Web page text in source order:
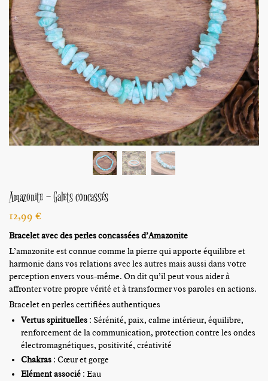
Amazonite – Galets concassés
12,99 €
Bracelet avec des perles concassées d’Amazonite
L’amazonite est connue comme la pierre qui apporte équilibre et
harmonie dans vos relations avec les autres mais aussi dans votre
perception envers vous-même. On dit qu’il peut vous aider à
affronter votre propre vérité et à transformer vos paroles en actions.
Bracelet en perles certifiées authentiques
Vertus spirituelles : Sérénité, paix, calme intérieur, équilibre,
renforcement de la communication, protection contre les ondes
électromagnétiques, positivité, créativité
Chakras : Cœuret gorge
Elément associé : Eau